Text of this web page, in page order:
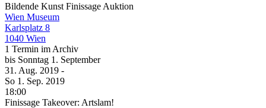
Bildende Kunst Finissage Auktion
Wien Museum
Karlsplatz 8
1040 Wien
1 Termin im Archiv
bis Sonntag 1. September
31. Aug. 2019 -
So 1. Sep. 2019
18:00
Finissage Takeover: Artslam!